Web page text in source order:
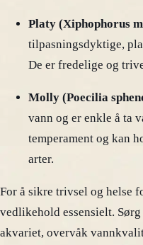
Platy (Xiphophorus
tilpasningsdyktige,
De er fredelige og
Molly (Poecilia
vann og er enkle å ta
temperament og kan
arter.
For å sikre trivsel og helse
vedlikehold essensielt.
akvariet, overvåk